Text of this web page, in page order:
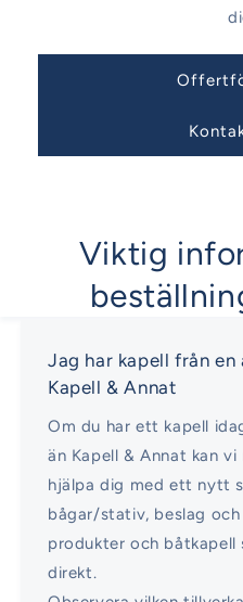
Viktig
Jag har kapell från en
Kapell & Annat
Om du har ett kapell
än Kapell & Annat kan
hjälpa dig med ett nytt
bågar/stativ, beslag
produkter och båtkapell
direkt.